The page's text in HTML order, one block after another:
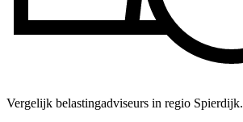
Vergelijk belastingadviseurs in regio Spierdijk.